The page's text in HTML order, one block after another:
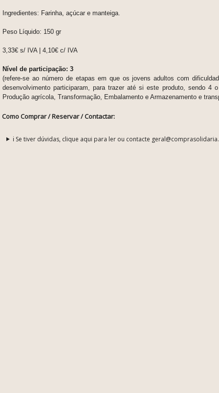
Ingredientes: Farinha, açúcar e manteiga.
Peso Líquido: 150 gr
3,33€ s/ IVA | 4,10€ c/ IVA
Nível de participação: 3
(refere-se ao número de etapas em que os jovens adultos com
desenvolvimento participaram, para trazer até si este produto, sendo 4
Produção agrícola, Transformação, Embalamento e Armazenamento e
Como Comprar / Reservar / Contactar:
ℹ️ Se tiver dúvidas, clique aqui para ler ou contacte